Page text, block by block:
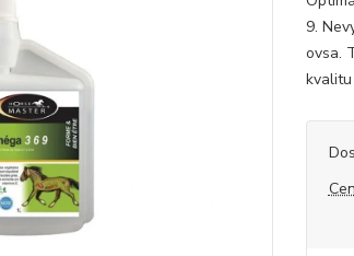
9.
ovsa.